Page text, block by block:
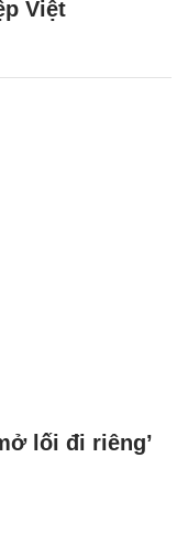
Việt
lối đi riêng’